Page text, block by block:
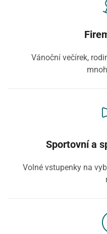
Vánoční večírek,
Sportovní a
Volné vstupenky na